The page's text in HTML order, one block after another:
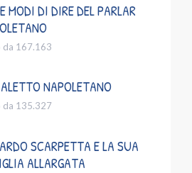
MODI DI DIRE DEL PARLAR
da 167.163
NAPOLETANO
da 135.327
SCARPETTA E LA SUA
ALLARGATA